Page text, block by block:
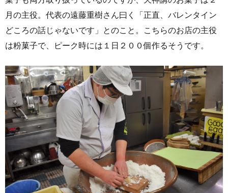
月の主役。代表の遠藤重樹さん曰く「正直、バレンタイン
どころの話じゃないです」とのこと。こちらのお店の主役
は粉菓子で、ピーク時には１日２００個作るそうです。